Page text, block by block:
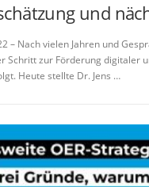
und
– Nach vielen Jahren und
Schritt zur Förderung digitaler
Heute stellte Dr. Jens …